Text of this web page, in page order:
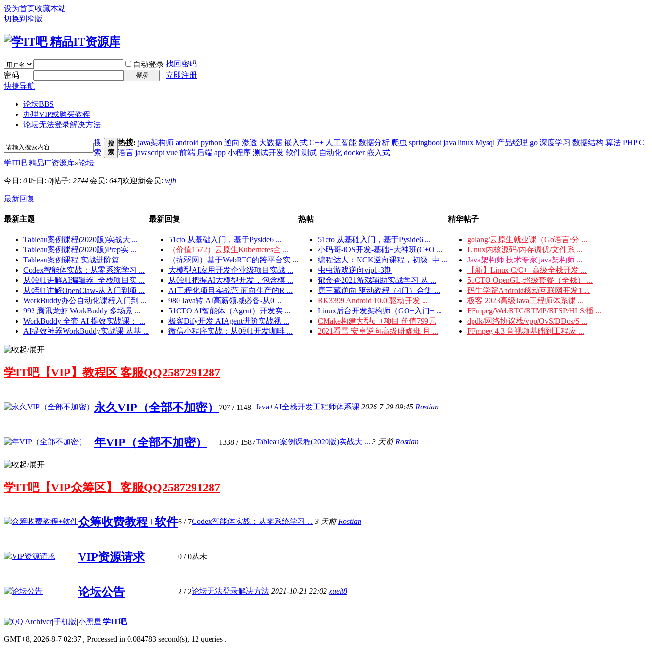
设为首页收藏本站
切换到窄版
自动登录 找回密码
密码
登录
立即注册
快捷导航
论坛BBS
办理VIP或购买教程
论坛无法登录解决方法
搜
索
搜
索
热搜: java架构师 android python 逆向 渗透 大数据 嵌入式 C++ 人工智能 数据分析 爬虫 springboot java linux Mysql 产品经理 go 深度学习 数据结构 算法 PHP C
语言 javascript vue 前端 后端 app 小程序 测试开发 软件测试 自动化 docker 嵌入式
学IT吧 精品IT资源库»论坛
今日: 0|昨日: 0|帖子: 2744|会员: 647|欢迎新会员: wjh
最新回复
最新主题
Tableau案例课程(2020版)实战大 ...
Tableau案例课程(2020版)Prep实 ...
Tableau案例课程 实战进阶篇
Codex智能体实战：从零系统学习 ...
从0到1讲解AI编辑器+全栈项目实 ...
从0到1讲解OpenClaw-从入门到项 ...
WorkBuddy办公自动化课程入门到 ...
992 腾讯龙虾 WorkBuddy 多场景 ...
WorkBuddy 全套 AI 提效实战课： ...
AI提效神器WorkBuddy实战课 从基 ...
最新回复
51cto 从基础入门，基于Pyside6 ...
（价值1572）云原生Kubernetes全 ...
（抗弱网）基于WebRTC的跨平台实 ...
大模型AI应用开发企业级项目实战 ...
从0到1把握AI大模型开发，包含模 ...
AI工程化项目实战营 面向生产的R ...
980 Java转 AI高薪领域必备-从0 ...
51CTO AI智能体（Agent）开发实 ...
极客Dify开发 AIAgent进阶实战视 ...
微信小程序实战：从0到1开发咖啡 ...
热帖
51cto 从基础入门，基于Pyside6 ...
小码哥-iOS开发-基础+大神班(C+O ...
编程达人：NCK逆向课程，初级+中 ...
虫虫游戏逆向vip1-3期
郁金香2021游戏辅助实战学习 从 ...
唐三藏逆向 驱动教程（4门）合集 ...
RK3399 Android 10.0 驱动开发 ...
Linux后台开发架构师（GO+入门+ ...
CMake构建大型c++项目 价值799元
2021看雪 安卓逆向高级研修班 月 ...
精华帖子
golang/云原生就业课（Go语言/分 ...
Linux内核源码/内存调优/文件系 ...
Java架构师 技术专家 java架构师 ...
【新】Linux C/C++高级全栈开发 ...
51CTO OpenGL-超级套餐（全栈） ...
码牛学院Android移动互联网开发1 ...
极客 2023高级Java工程师体系课 ...
FFmpeg/WebRTC/RTMP/RTSP/HLS/播 ...
dpdk/网络协议栈/vpp/OvS/DDos/S ...
FFmpeg 4.3 音视频基础到工程应 ...
学IT吧【VIP】教程区 客服QQ2587291287
永久VIP（全部不加密） 707 / 1148 Java+AI全栈开发工程师体系课 2026-7-29 09:45 Rostian
年VIP（全部不加密） 1338 / 1587Tableau案例课程(2020版)实战大 ... 3 天前 Rostian
学IT吧【VIP众筹区】 客服QQ2587291287
众筹收费教程+软件6 / 7Codex智能体实战：从零系统学习 ... 3 天前 Rostian
VIP资源请求 0 / 0从未
论坛公告 2 / 2论坛无法登录解决方法 2021-10-21 22:02xueit8
|Archiver|手机版|小黑屋|学IT吧
GMT+8, 2026-8-7 02:37 , Processed in 0.084783 second(s), 12 queries .